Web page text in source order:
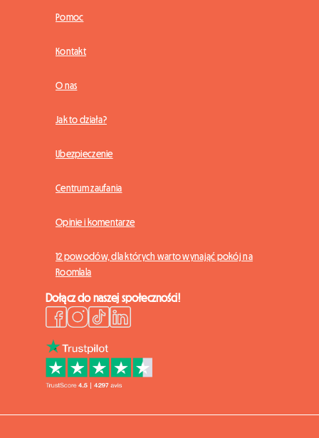
Pomoc
Kontakt
O nas
Jak to działa?
Ubezpieczenie
Centrum zaufania
Opinie i komentarze
12 powodów, dla których warto wynająć pokój na
Roomlala
Dołącz do naszej społeczności!